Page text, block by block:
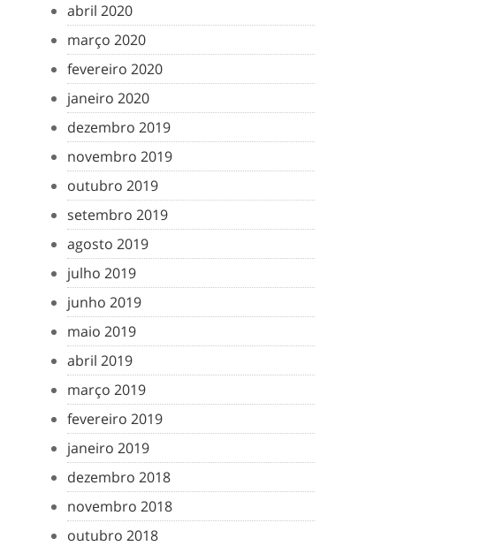
abril 2020
março 2020
fevereiro 2020
janeiro 2020
dezembro 2019
novembro 2019
outubro 2019
setembro 2019
agosto 2019
julho 2019
junho 2019
maio 2019
abril 2019
março 2019
fevereiro 2019
janeiro 2019
dezembro 2018
novembro 2018
outubro 2018